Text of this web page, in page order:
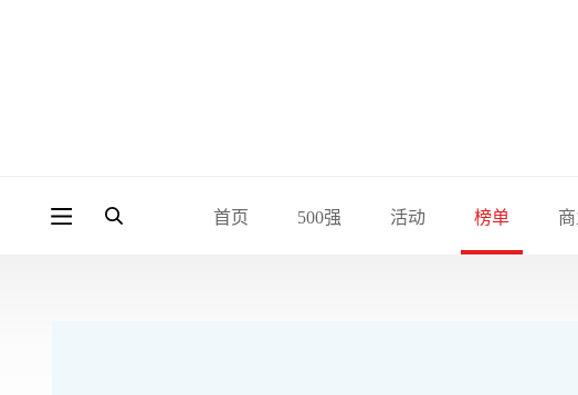
首页 500强 活动 榜单